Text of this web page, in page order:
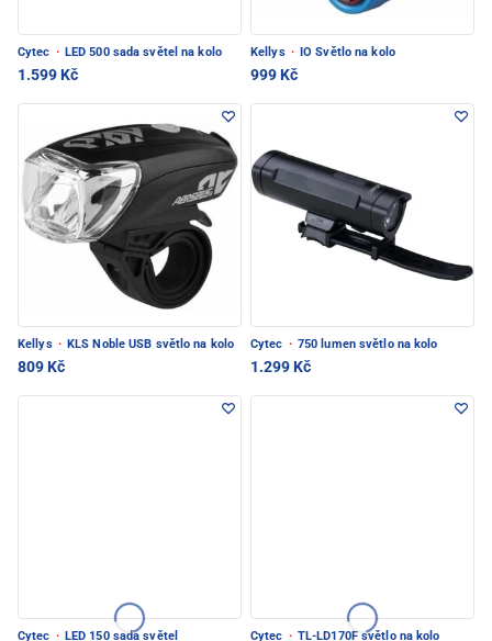
Cytec · LED 500 sada světel na kolo
1.599 Kč
Kellys · IO Světlo na kolo
999 Kč
Kellys · KLS Noble USB světlo na kolo
809 Kč
Cytec · 750 lumen světlo na kolo
1.299 Kč
Cytec · LED 150 sada světel Cytec · TL-LD170F světlo na kolo